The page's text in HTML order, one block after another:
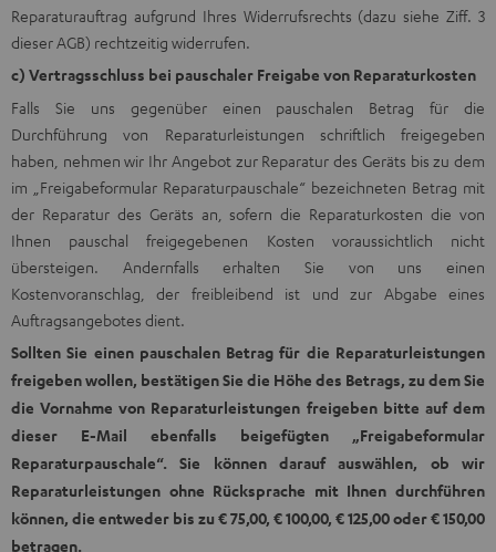
Reparaturauftrag aufgrund Ihres Widerrufsrechts (dazu siehe Ziff. 3
dieser AGB) rechtzeitig widerrufen.
c) Vertragsschluss bei pauschaler Freigabe von Reparaturkosten
Falls Sie uns gegenüber einen pauschalen Betrag für die
Durchführung von Reparaturleistungen schriftlich freigegeben
haben, nehmen wir Ihr Angebot zur Reparatur des Geräts bis zu dem
im „Freigabeformular Reparaturpauschale“ bezeichneten Betrag mit
der Reparatur des Geräts an, sofern die Reparaturkosten die von
Ihnen pauschal freigegebenen Kosten voraussichtlich nicht
übersteigen. Andernfalls erhalten Sie von uns einen
Kostenvoranschlag, der freibleibend ist und zur Abgabe eines
Auftragsangebotes dient.
Sollten Sie einen pauschalen Betrag für die Reparaturleistungen
freigeben wollen, bestätigen Sie die Höhe des Betrags, zu dem Sie
die Vornahme von Reparaturleistungen freigeben bitte auf dem
dieser E-Mail ebenfalls beigefügten „Freigabeformular
Reparaturpauschale“. Sie können darauf auswählen, ob wir
Reparaturleistungen ohne Rücksprache mit Ihnen durchführen
können, die entweder bis zu € 75,00, € 100,00, € 125,00 oder € 150,00
betragen.